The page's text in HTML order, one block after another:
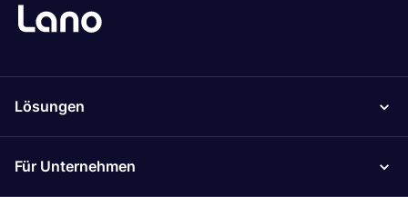
Lösungen
Für Unternehmen